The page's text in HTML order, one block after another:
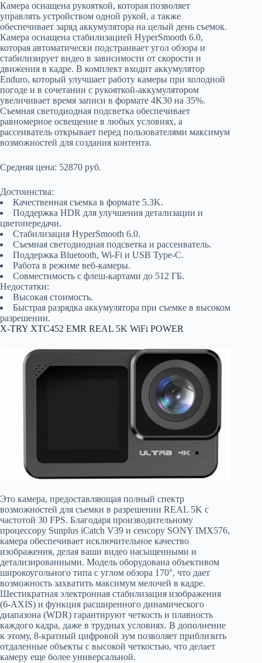
Камера оснащена рукояткой, которая позволяет
управлять устройством одной рукой, а также
обеспечивает заряд аккумулятора на целый день съемок.
Камера оснащена стабилизацией HyperSmooth 6.0,
которая автоматически подстраивает угол обзора и
стабилизирует видео в зависимости от скорости и
движения в кадре. В комплект входит аккумулятор
Enduro, который улучшает работу камеры при холодной
погоде и в сочетании с рукояткой-аккумулятором
увеличивает время записи в формате 4K30 на 35%.
Съемная светодиодная подсветка обеспечивает
равномерное освещение в любых условиях, а
рассеиватель открывает перед пользователями максимум
возможностей для создания контента.
Средняя цена: 52870 руб.
Достоинства:
Качественная съемка в формате 5.3K.
Поддержка HDR для улучшения детализации и
цветопередачи.
Стабилизация HyperSmooth 6.0.
Съемная светодиодная подсветка и рассеиватель.
Поддержка Bluetooth, Wi-Fi и USB Type-C.
Работа в режиме веб-камеры.
Совместимость с флеш-картами до 512 ГБ.
Недостатки:
Высокая стоимость.
Быстрая разрядка аккумулятора при съемке в высоком
разрешении.
X-TRY XTC452 EMR REAL 5K WiFi POWER
Это камера, предоставляющая полный спектр
возможностей для съемки в разрешении REAL 5K с
частотой 30 FPS. Благодаря производительному
процессору Sunplus iCatch V39 и сенсору SONY IMX576,
камера обеспечивает исключительное качество
изображения, делая ваши видео насыщенными и
детализированными. Модель оборудована объективом
широкоугольного типа с углом обзора 170°, что дает
возможность захватить максимум мелочей в кадре.
Шестикратная электронная стабилизация изображения
(6-AXIS) и функция расширенного динамического
диапазона (WDR) гарантируют четкость и плавность
каждого кадра, даже в трудных условиях. В дополнение
к этому, 8-кратный цифровой зум позволяет приблизить
отдаленные объекты с высокой четкостью, что делает
камеру еще более универсальной.